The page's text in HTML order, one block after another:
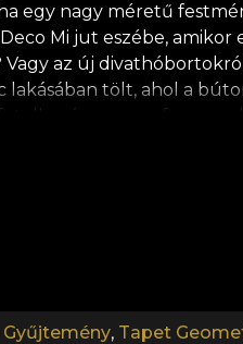
egy nagy méretű
Mi jut eszébe, amikor
az új
tölt, ahol a
megjelenésnek. Egy
A hangsúly a
, Tapet